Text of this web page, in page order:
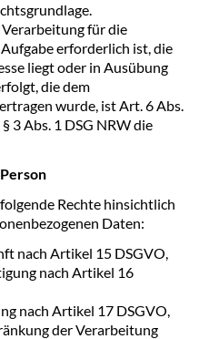
Verarbeitung für die
erforderlich ist, die
liegt oder in Ausübung
die dem
wurde, ist Art. 6 Abs.
3 Abs. 1 DSG NRW die
Rechte hinsichtlich
Daten:
nach Artikel 15 DSGVO,
nach Artikel 16
nach Artikel 17 DSGVO,
der Verarbeitung